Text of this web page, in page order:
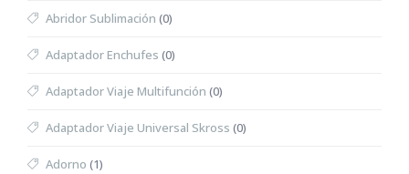
Abridor Sublimación (0)
Adaptador Enchufes (0)
Adaptador Viaje Multifunción (0)
Adaptador Viaje Universal Skross (0)
Adorno (1)